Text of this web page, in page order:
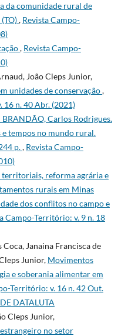
da comunidade rural de
, Revista Campo-
, Revista Campo-
João Cleps Junior,
unidades de conservação,
16 n. 40 Abr. (2021)
BRANDÃO, Carlos Rodrigues.
e tempos no mundo rural.
p., Revista Campo-
territoriais, reforma agrária e
rurais em Minas
dos conflitos no campo e
Campo-Território: v. 9 n. 18
Janaina Francisca de
Junior, Movimentos
e soberania alimentar em
Território: v. 16 n. 42 Out.
DATALUTA
Cleps Junior,
no setor